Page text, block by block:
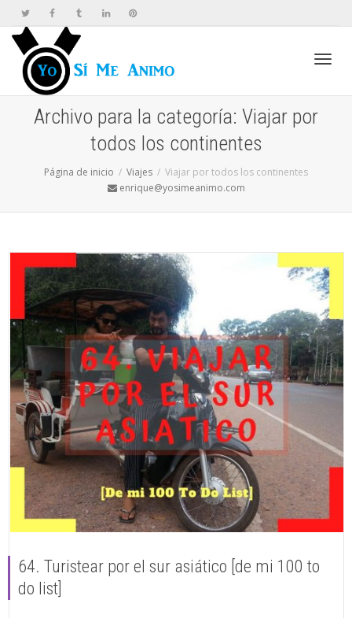
Archivo para la categoría: Viajar por
todos los continentes
Página de inicio Viajes
Viajar por todos los continentes
enrique@yosimeanimo.com
64. Turistear por el sur asiático [de mi 100 to
do list]